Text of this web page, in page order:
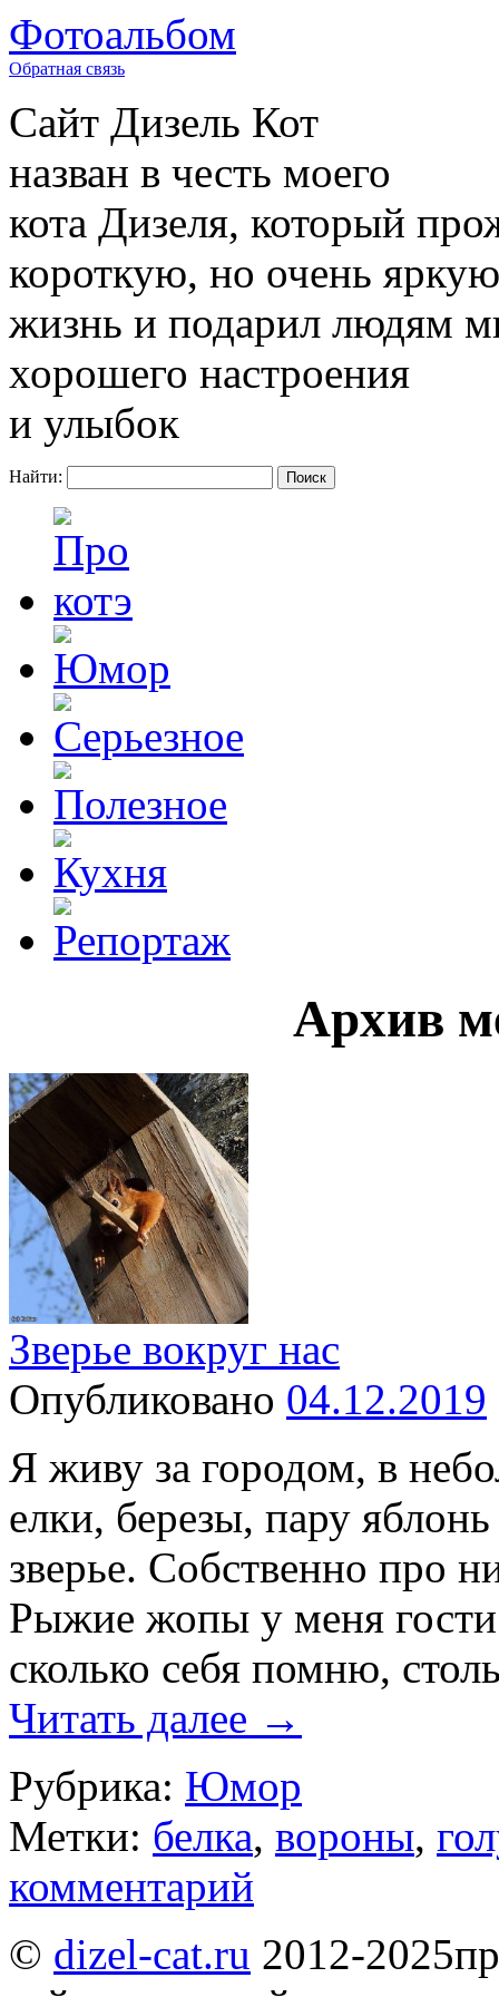
Фотоальбом
Обратная связь
Сайт Дизель Кот
назван в честь моего
кота Дизеля, который
короткую, но очень яркую
жизнь и подарил людям
хорошего настроения
и улыбок
Найти:
Архив
Зверье вокруг нас
Опубликовано 04.12.2019
Я живу за городом, в
елки, березы, пару
зверье. Собственно про
Рыжие жопы у меня
сколько себя помню,
Читать далее →
Рубрика: Юмор
Метки: белка, вороны,
комментарий
© dizel-cat.ru 2012-2025